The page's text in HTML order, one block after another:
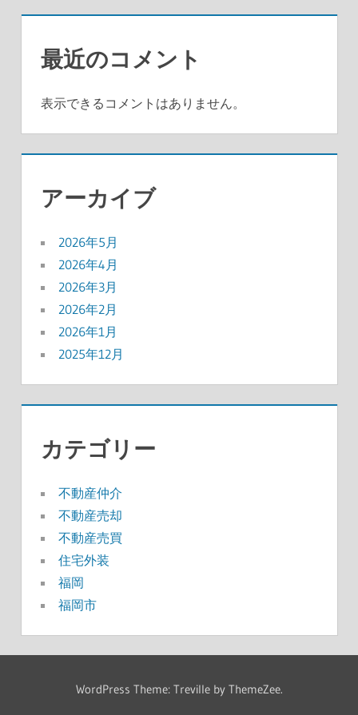
最近のコメント
表示できるコメントはありません。
アーカイブ
2026年5月
2026年4月
2026年3月
2026年2月
2026年1月
2025年12月
カテゴリー
不動産仲介
不動産売却
不動産売買
住宅外装
福岡
福岡市
WordPress Theme: Treville by ThemeZee.